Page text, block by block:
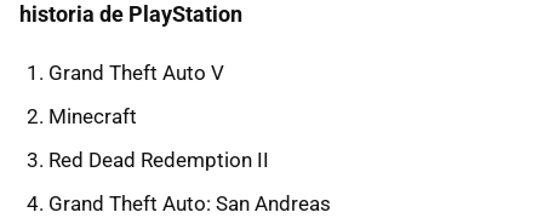
historia de PlayStation
Grand Theft Auto V
Minecraft
Red Dead Redemption II
Grand Theft Auto: San Andreas